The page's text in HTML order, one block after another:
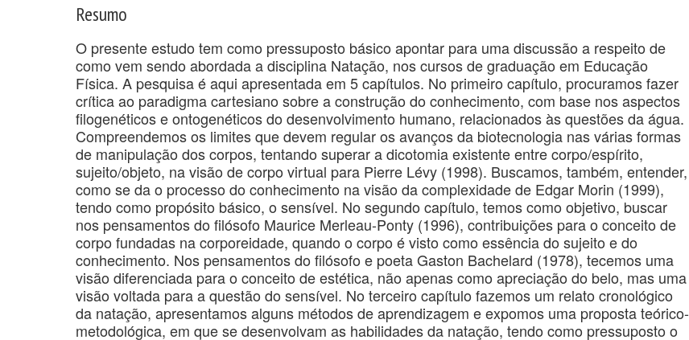
Resumo
O presente estudo tem como pressuposto básico apontar para uma discussão a respeito de
como vem sendo abordada a disciplina Natação, nos cursos de graduação em Educação
Física. A pesquisa é aqui apresentada em 5 capítulos. No primeiro capítulo, procuramos fazer
crítica ao paradigma cartesiano sobre a construção do conhecimento, com base nos aspectos
filogenéticos e ontogenéticos do desenvolvimento humano, relacionados às questões da água.
Compreendemos os limites que devem regular os avanços da biotecnologia nas várias formas
de manipulação dos corpos, tentando superar a dicotomia existente entre corpo/espírito,
sujeito/objeto, na visão de corpo virtual para Pierre Lévy (1998). Buscamos, também, entender,
como se da o processo do conhecimento na visão da complexidade de Edgar Morin (1999),
tendo como propósito básico, o sensível. No segundo capítulo, temos como objetivo, buscar
nos pensamentos do filósofo Maurice Merleau-Ponty (1996), contribuições para o conceito de
corpo fundadas na corporeidade, quando o corpo é visto como essência do sujeito e do
conhecimento. Nos pensamentos do filósofo e poeta Gaston Bachelard (1978), tecemos uma
visão diferenciada para o conceito de estética, não apenas como apreciação do belo, mas uma
visão voltada para a questão do sensível. No terceiro capítulo fazemos um relato cronológico
da natação, apresentamos alguns métodos de aprendizagem e expomos uma proposta teórico-
metodológica, em que se desenvolvam as habilidades da natação, tendo como pressuposto o